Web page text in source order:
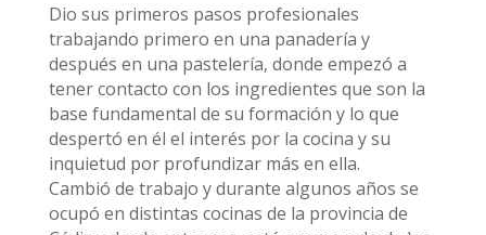
Dio sus primeros pasos profesionales
trabajando primero en una panadería y
después en una pastelería, donde empezó a
tener contacto con los ingredientes que son la
base fundamental de su formación y lo que
despertó en él el interés por la cocina y su
inquietud por profundizar más en ella.
Cambió de trabajo y durante algunos años se
ocupó en distintas cocinas de la provincia de